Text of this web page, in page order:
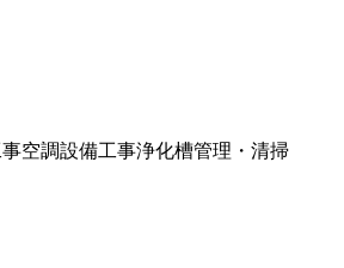
空調設備工事浄化槽管理・清掃